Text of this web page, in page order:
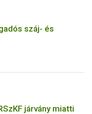
száj- és
járvány miatti